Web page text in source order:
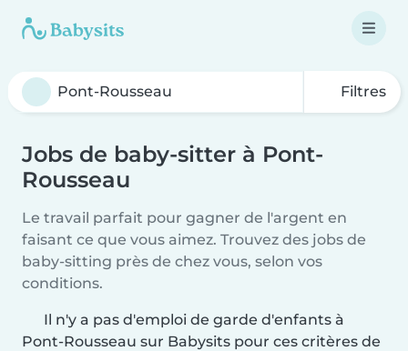
Filtres
Jobs de baby-sitter à Pont-
Rousseau
Le travail parfait pour gagner de l'argent en
faisant ce que vous aimez. Trouvez des jobs de
baby-sitting près de chez vous, selon vos
conditions.
Il n'y a pas d'emploi de garde d'enfants à
Pont-Rousseau sur Babysits pour ces critères de